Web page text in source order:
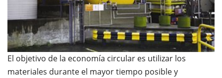
El objetivo de la economía circular es utilizar los
materiales durante el mayor tiempo posible y